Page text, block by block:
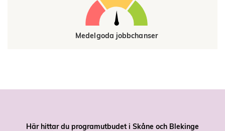
Medelgoda jobbchanser
Här hittar du programutbudet i Skåne och Blekinge